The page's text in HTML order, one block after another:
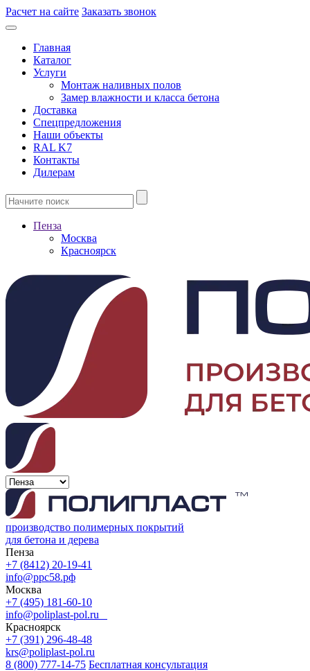
Расчет на сайте Заказать звонок
Главная
Каталог
Услуги
Монтаж наливных полов
Замер влажности и класса бетона
Доставка
Спецпредложения
Наши объекты
RAL K7
Контакты
Дилерам
Пенза
Москва
Красноярск
производство полимерных покрытий
для бетона и дерева
Пенза
+7 (8412) 20-19-41
info@ррс58.рф
Москва
+7 (495) 181-60-10
info@poliplast-pol.ru
Красноярск
+7 (391) 296-48-48
krs@poliplast-pol.ru
8 (800) 777-14-75 Бесплатная консультация